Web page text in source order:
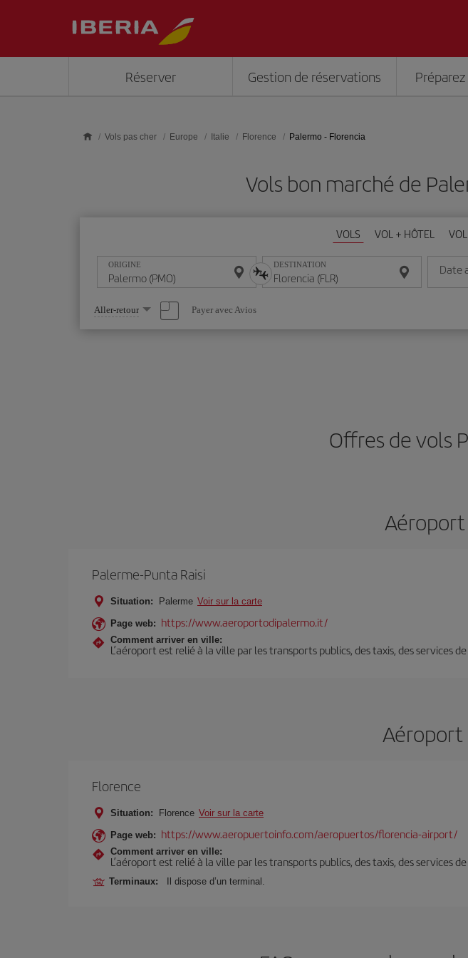
Réserver Gestion de réservations
Vols pas cher Europe Italie Florence Palermo - Florencia
Vols bon marché de
VOLS VOL + HÔTEL
ORIGINE DESTINATION Date
Entrez
Sélectionnez
une
option
Aller-retour Payer avec Avios
Offres de vols
Palerme-Punta Raisi
Situation: Palerme Voir sur la carte
Page web: https://www.aeroportodipalermo.it/
Comment arriver en ville:
L’aéroport est relié à la ville par les transports publics, des taxis, des services
Aéroport
Florence
Situation: Florence Voir sur la carte
Page web: https://www.aeropuertoinfo.com/aeropuertos/florencia-airport/
Comment arriver en ville:
L’aéroport est relié à la ville par les transports publics, des taxis, des services
Terminaux: Il dispose d’un terminal.